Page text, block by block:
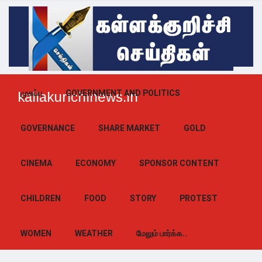
kallakurichinews.in
முகப்பு GOVERNMENT AND POLITICS
GOVERNANCE SHARE MARKET GOLD
CINEMA ECONOMY SPONSOR CONTENT
CHILDREN FOOD STORY PROTEST
WOMEN WEATHER மேலும் பார்க்க..